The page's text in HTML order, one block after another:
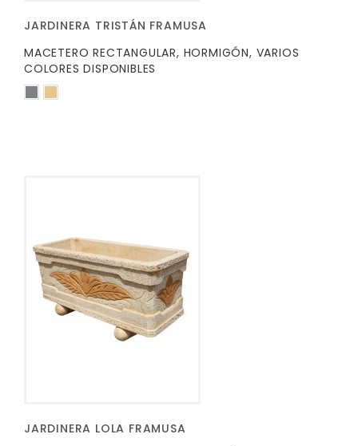
JARDINERA TRISTÁN FRAMUSA
MACETERO RECTANGULAR, HORMIGÓN, VARIOS
COLORES DISPONIBLES
JARDINERA LOLA FRAMUSA